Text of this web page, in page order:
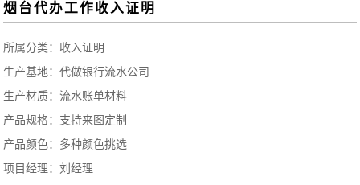
烟台代办工作收入证明
所属分类： 收入证明
生产基地：代做银行流水公司
生产材质：流水账单材料
产品规格：支持来图定制
产品颜色：多种颜色挑选
项目经理：刘经理